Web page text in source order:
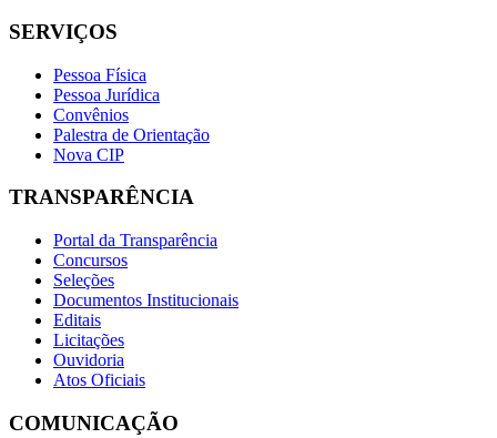
SERVIÇOS
Pessoa Física
Pessoa Jurídica
Convênios
Palestra de Orientação
Nova CIP
TRANSPARÊNCIA
Portal da Transparência
Concursos
Seleções
Documentos Institucionais
Editais
Licitações
Ouvidoria
Atos Oficiais
COMUNICAÇÃO